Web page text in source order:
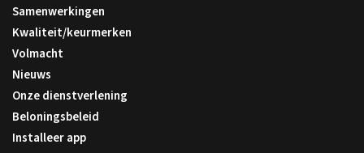
Samenwerkingen
Kwaliteit/keurmerken
Volmacht
Nieuws
Onze dienstverlening
Beloningsbeleid
Installeer app